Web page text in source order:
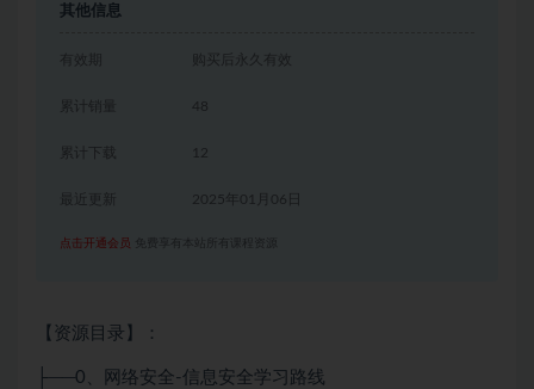
其他信息
有效期 购买后永久有效
累计销量 48
累计下载 12
2025年01月06日
点击开通会员 免费享有本站所有课程资源
【资源目录】：
├──0、网络安全-信息安全学习路线